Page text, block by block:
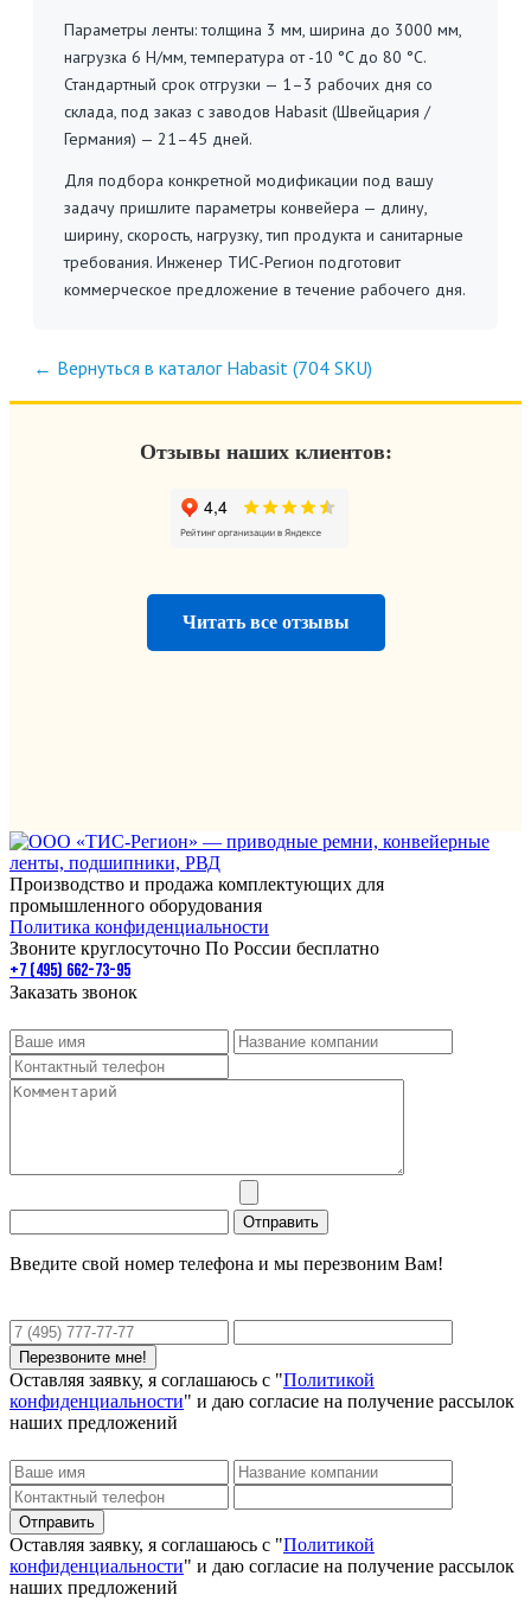
Параметры ленты: толщина 3 мм, ширина до 3000 мм,
нагрузка 6 Н/мм, температура от -10 °C до 80 °C.
Стандартный срок отгрузки — 1–3 рабочих дня со
склада, под заказ с заводов Habasit (Швейцария /
Германия) — 21–45 дней.
Для подбора конкретной модификации под вашу
задачу пришлите параметры конвейера — длину,
ширину, скорость, нагрузку, тип продукта и санитарные
требования. Инженер ТИС-Регион подготовит
коммерческое предложение в течение рабочего дня.
← Вернуться в каталог Habasit (704 SKU)
Отзывы наших клиентов:
Читать все отзывы
Производство и продажа комплектующих для
промышленного оборудования
Политика конфиденциальности
Звоните круглосуточно По России бесплатно
+7 (495) 662-73-95
Заказать звонок
Введите свой номер телефона и мы перезвоним Вам!
Оставляя заявку, я соглашаюсь с "Политикой
конфиденциальности" и даю согласие на получение рассылок
наших предложений
Оставляя заявку, я соглашаюсь с "Политикой
конфиденциальности" и даю согласие на получение рассылок
наших предложений